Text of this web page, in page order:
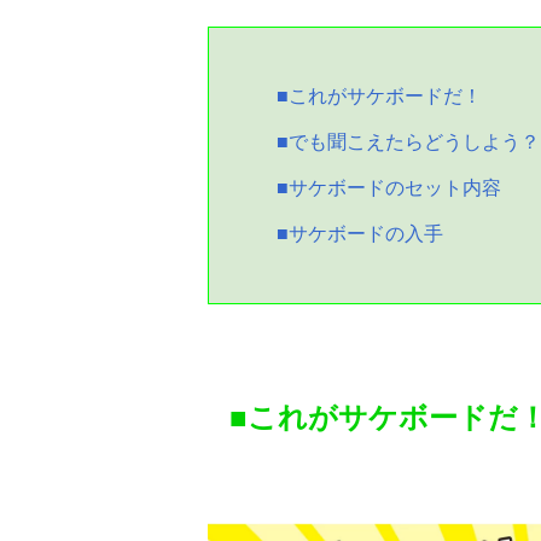
■これがサケボードだ！
■でも聞こえたらどうしよう？
■サケボードのセット内容
■サケボードの入手
■これがサケボードだ